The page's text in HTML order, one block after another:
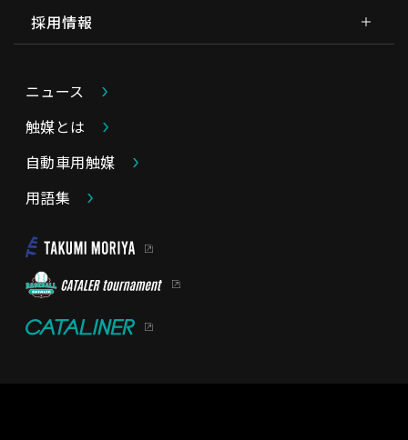
採用情報
ニュース
触媒とは
自動車用触媒
用語集